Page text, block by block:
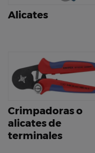
Alicates
Crimpadoras o
alicates de
terminales